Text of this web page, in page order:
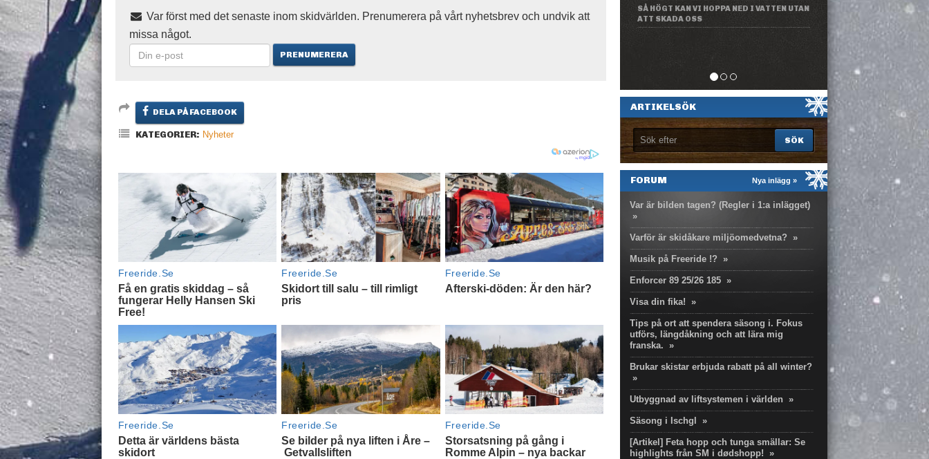
Var först med det senaste inom skidvärlden. Prenumerera på vårt nyhetsbrev och undvik att
missa något.
DELA PÅ FACEBOOK
KATEGORIER: Nyheter
SÅ HÖGT KAN VI HOPPA NED I VATTEN UTAN
ATT SKADA OSS
ARTIKELSÖK
Nya inlägg »
FORUM
Var är bilden tagen? (Regler i 1:a inlägget)
»
Varför är skidåkare miljöomedvetna? »
Musik på Freeride !? »
Enforcer 89 25/26 185 »
Visa din fika! »
Tips på ort att spendera säsong i. Fokus
utförs, längdåkning och att lära mig
franska. »
Brukar skistar erbjuda rabatt på all winter?
»
Utbyggnad av liftsystemen i världen »
Säsong i Ischgl »
[Artikel] Feta hopp och tunga smällar: Se
highlights från SM i dødshopp! »